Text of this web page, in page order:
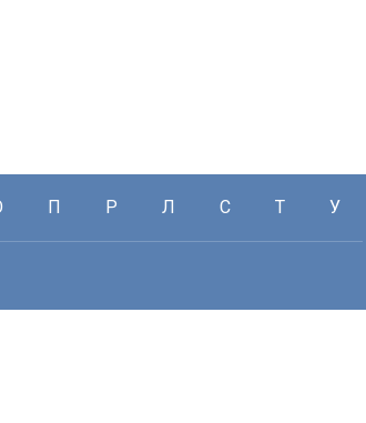
П Р Л С Т У